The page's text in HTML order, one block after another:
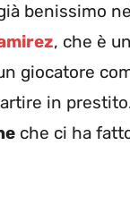
benissimo
, che è
giocatore
in
che ci ha